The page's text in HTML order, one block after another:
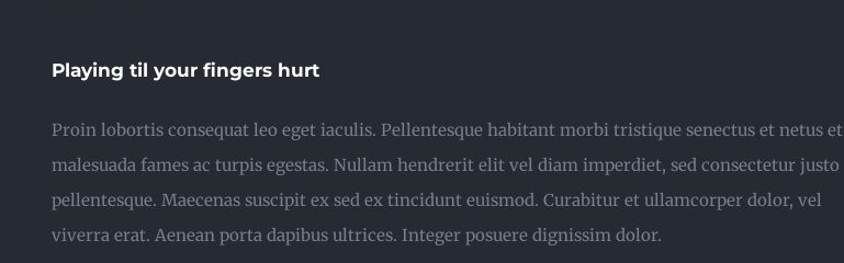
Playing til your fingers hurt
Proin lobortis consequat leo eget iaculis. Pellentesque habitant morbi tristique senectus et netus et
malesuada fames ac turpis egestas. Nullam hendrerit elit vel diam imperdiet, sed consectetur justo
pellentesque. Maecenas suscipit ex sed ex tincidunt euismod. Curabitur et ullamcorper dolor, vel
viverra erat. Aenean porta dapibus ultrices. Integer posuere dignissim dolor.